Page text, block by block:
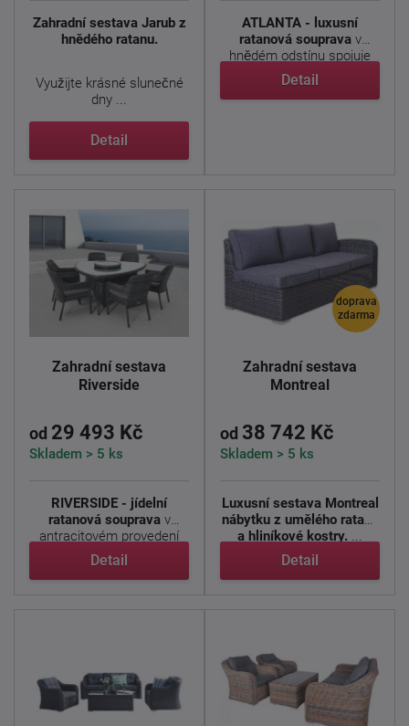
Zahradní sestava Jarub z
hnědého ratanu.
Využijte krásné slunečné
dny ...
Detail
ATLANTA - luxusní
ratanová soupravav
hnědém odstínu spojuje
elegantní ...
Detail
Zahradní sestava
Riverside
od 29 493 Kč
Skladem > 5 ks
RIVERSIDE - jídelní
ratanová soupravav
antracitovém provedení
spojuje ...
Detail
doprava
zdarma
Zahradní sestava
Montreal
od 38 742 Kč
Skladem > 5 ks
Luxusní sestava Montreal
nábytku z umělého ratanu
a hliníkové kostry. ...
Detail